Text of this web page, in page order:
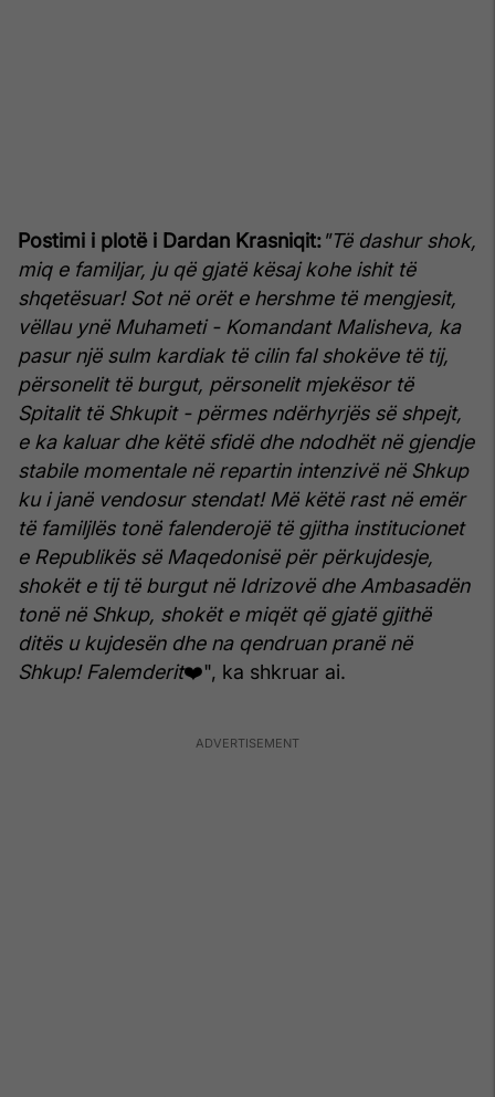
Postimi i plotë i Dardan Krasniqit:"Të dashur shok,
miq e familjar, ju që gjatë kësaj kohe ishit të
shqetësuar! Sot në orët e hershme të mengjesit,
vëllau ynë Muhameti - Komandant Malisheva, ka
pasur një sulm kardiak të cilin fal shokëve të tij,
përsonelit të burgut, përsonelit mjekësor të
Spitalit të Shkupit - përmes ndërhyrjës së shpejt,
e ka kaluar dhe këtë sfidë dhe ndodhët në gjendje
stabile momentale në repartin intenzivë në Shkup
ku i janë vendosur stendat! Më këtë rast në emër
të familjlës tonë falenderojë të gjitha institucionet
e Republikës së Maqedonisë për përkujdesje,
shokët e tij të burgut në Idrizovë dhe Ambasadën
tonë në Shkup, shokët e miqët që gjatë gjithë
ditës u kujdesën dhe na qendruan pranë në
Shkup! Falemderit❤️", ka shkruar ai.